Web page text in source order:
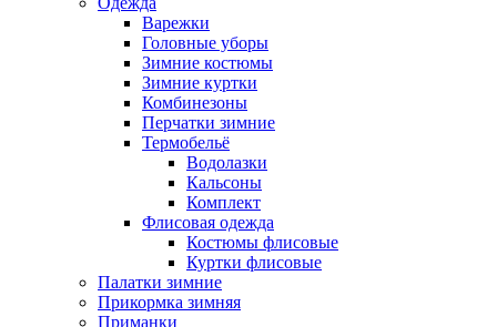
Варежки
Головные уборы
Зимние костюмы
Зимние куртки
Комбинезоны
Перчатки зимние
Термобельё
Водолазки
Кальсоны
Комплект
Флисовая одежда
Костюмы флисовые
Куртки флисовые
Палатки зимние
Прикормка зимняя
Приманки